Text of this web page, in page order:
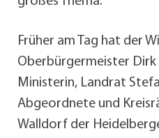
Früher am Tag hat der
Oberbürgermeister Dirk
Ministerin, Landrat
Abgeordnete und
Walldorf der